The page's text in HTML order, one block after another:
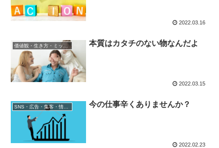
2022.03.16
価値観・生き方・ミッション 本質はカタチのない物なんだよ
2022.03.15
今の仕事辛くありませんか？
2022.02.23